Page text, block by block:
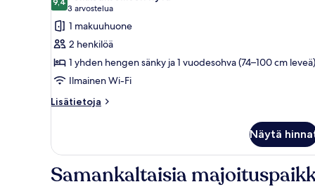
huonetyypin
Huone,
useita
sänkyjä
(Combi)
kuvat
9,4 kautta 10
3 arvostelua
(3
arvostelua)
1 makuuhuone
2 henkilöä
1 yhden hengen sänky ja 1 vuodesohva (74–100 cm leveä)
Ilmainen Wi-Fi
Lisätietoja
Lisätietoja
sänkyjä
Näytä
Samankaltaisia